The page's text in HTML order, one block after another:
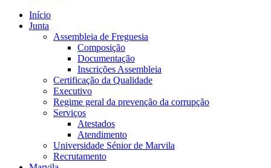
Início
Junta
Assembleia de Freguesia
Composição
Documentação
Inscrições Assembleia
Certificação da Qualidade
Executivo
Regime geral da prevenção da corrupção
Serviços
Atestados
Atendimento
Universidade Sénior de Marvila
Recrutamento